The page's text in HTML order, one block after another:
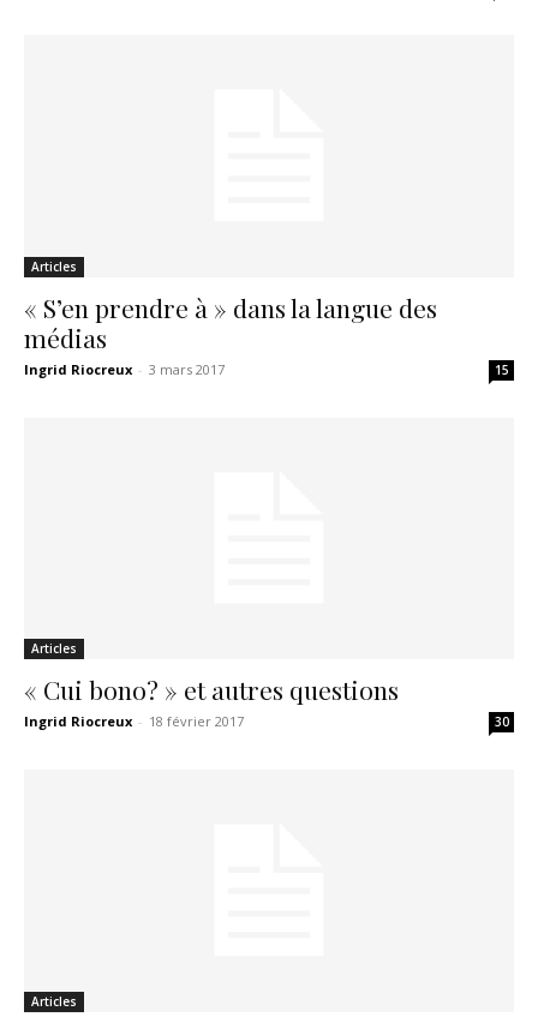
Articles
« S’en prendre à » dans la langue des
médias
Ingrid Riocreux - 3 mars 2017 15
Articles
« Cui bono? » et autres questions
Ingrid Riocreux - 18 février 2017 30
Articles